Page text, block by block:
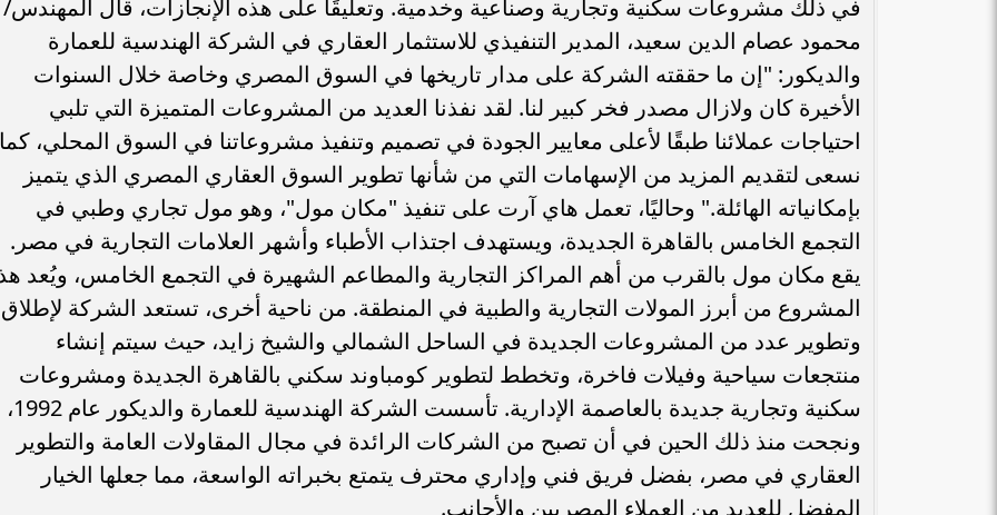
في ذلك مشروعات سكنية وتجارية وصناعية وخدمية. وتعليقًا على هذه الإنجازات، قال المهندس/
محمود عصام الدين سعيد، المدير التنفيذي للاستثمار العقاري في الشركة الهندسية للعمارة
والديكور: "إن ما حققته الشركة على مدار تاريخها في السوق المصري وخاصة خلال السنوات
الأخيرة كان ولازال مصدر فخر كبير لنا. لقد نفذنا العديد من المشروعات المتميزة التي تلبي
احتياجات عملائنا طبقًا لأعلى معايير الجودة في تصميم وتنفيذ مشروعاتنا في السوق المحلي، كما
نسعى لتقديم المزيد من الإسهامات التي من شأنها تطوير السوق العقاري المصري الذي يتميز
بإمكانياته الهائلة." وحاليًا، تعمل هاي آرت على تنفيذ "مكان مول"، وهو مول تجاري وطبي في
التجمع الخامس بالقاهرة الجديدة، ويستهدف اجتذاب الأطباء وأشهر العلامات التجارية في مصر.
يقع مكان مول بالقرب من أهم المراكز التجارية والمطاعم الشهيرة في التجمع الخامس، ويُعد
المشروع من أبرز المولات التجارية والطبية في المنطقة. من ناحية أخرى، تستعد الشركة لإطلاق
وتطوير عدد من المشروعات الجديدة في الساحل الشمالي والشيخ زايد، حيث سيتم إنشاء
منتجعات سياحية وفيلات فاخرة، وتخطط لتطوير كومباوند سكني بالقاهرة الجديدة ومشروعات
سكنية وتجارية جديدة بالعاصمة الإدارية. تأسست الشركة الهندسية للعمارة والديكور عام 1992،
ونجحت منذ ذلك الحين في أن تصبح من الشركات الرائدة في مجال المقاولات العامة والتطوير
العقاري في مصر، بفضل فريق فني وإداري محترف يتمتع بخبراته الواسعة، مما جعلها الخيار
المفضل للعديد من العملاء المصريين والأجانب.